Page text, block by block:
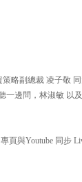
略副總裁 凌子敬
邊問，林淑敏 以
與Youtube 同步